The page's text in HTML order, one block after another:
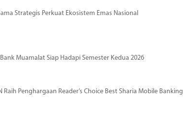
Strategis Perkuat Ekosistem Emas Nasional
Muamalat Siap Hadapi Semester Kedua 2026
Penghargaan Reader’s Choice Best Sharia Mobile Banking